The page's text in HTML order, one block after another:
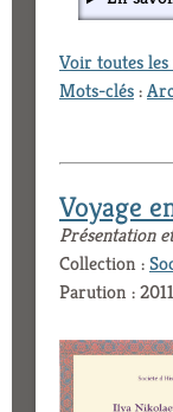
Voir toutes
Mots-clés:
Voyage
Présentation
Collection :
Parution : 2011